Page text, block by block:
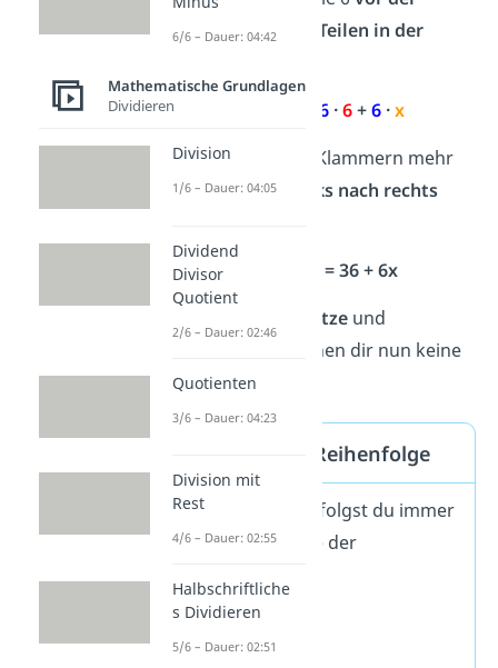
Klammermitallen Teilen in der
6 ·6+6 ·x
Jetzt hast du keine Klammern mehr
und kannst von
links nach rechts
= 36 + 6x
Mathe Gesetzeund
Rechenregeln machen dir nun keine
Probleme mehr.
Rechenregeln Reihenfolge
Beim Rechnen befolgst du immer
diese Reihenfolge der
Klammer.
Potenzen.
6/6 – Dauer: 04:42
Mathematische Grundlagen
Dividieren
Division
1/6 – Dauer: 04:05
Dividend
Divisor
Quotient
2/6 – Dauer: 02:46
Quotienten
3/6 – Dauer: 04:23
Division mit
Rest
4/6 – Dauer: 02:55
Halbschriftliche
s Dividieren
5/6 – Dauer: 02:51